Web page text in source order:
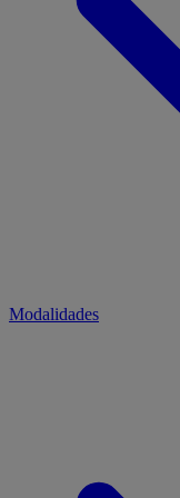
Modalidades